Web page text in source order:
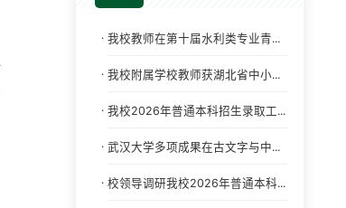
· 我校教师在第十届水利类专业青...
· 我校附属学校教师获湖北省中小...
· 我校2026年普通本科招生录取工...
· 武汉大学多项成果在古文字与中...
· 校领导调研我校2026年普通本科...